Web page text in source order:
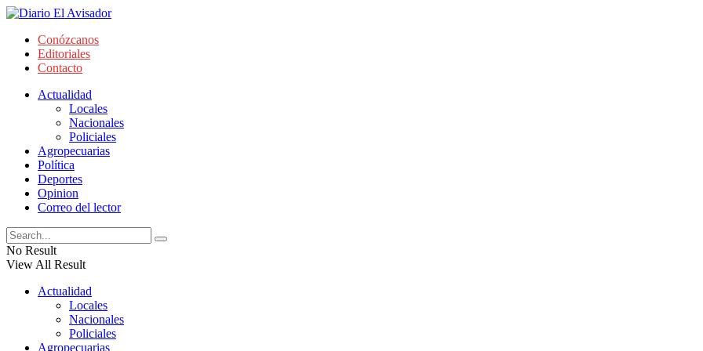
Conózcanos
Editoriales
Contacto
Actualidad
Locales
Nacionales
Policiales
Agropecuarias
Política
Deportes
Opinion
Correo del lector
No Result
View All Result
Actualidad
Locales
Nacionales
Policiales
Agropecuarias